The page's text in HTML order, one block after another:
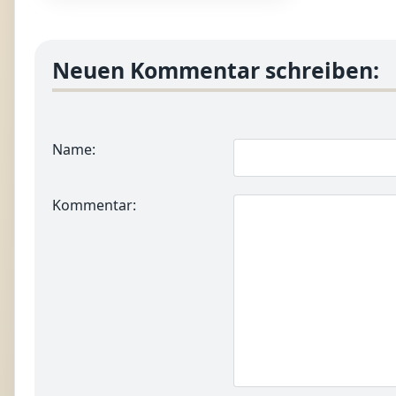
Neuen Kommentar schreiben:
Name:
Kommentar: